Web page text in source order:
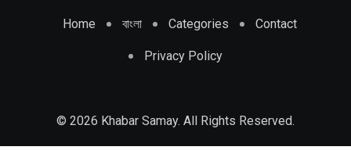
Home বাংলা Categories Contact
Privacy Policy
© 2026 Khabar Samay. All Rights Reserved.